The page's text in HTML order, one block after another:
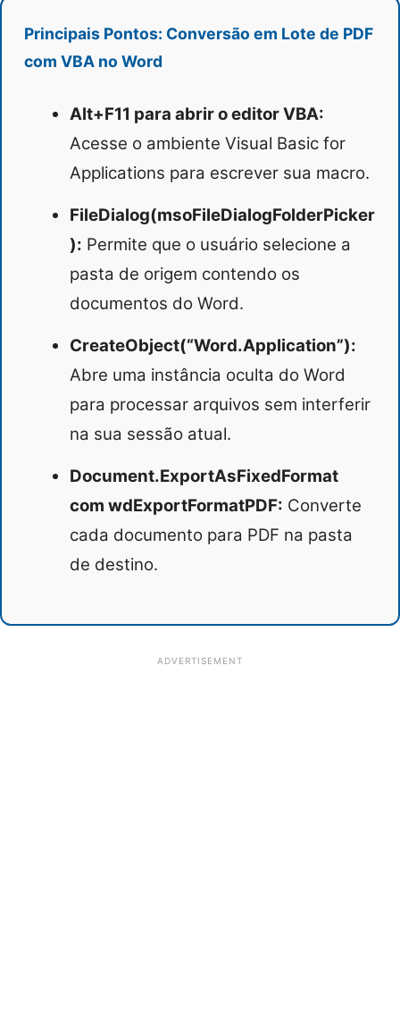
Principais Pontos: Conversão em Lote de PDF
com VBA no Word
Alt+F11 para abrir o editor VBA:
Acesse o ambiente Visual Basic for
Applications para escrever sua macro.
FileDialog(msoFileDialogFolderPicker
): Permite que o usuário selecione a
pasta de origem contendo os
documentos do Word.
CreateObject(“Word.Application”):
Abre uma instância oculta do Word
para processar arquivos sem interferir
na sua sessão atual.
Document.ExportAsFixedFormat
com wdExportFormatPDF: Converte
cada documento para PDF na pasta
de destino.
ADVERTISEMENT